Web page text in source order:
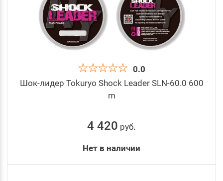
0.0
Шок-лидер Tokuryo Shock Leader SLN-60.0 600
m
4 420 руб.
Нет в наличии